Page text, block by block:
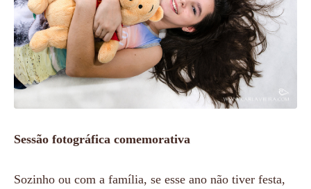
Sessão fotográfica comemorativa
Sozinho ou com a família, se esse ano não tiver festa,